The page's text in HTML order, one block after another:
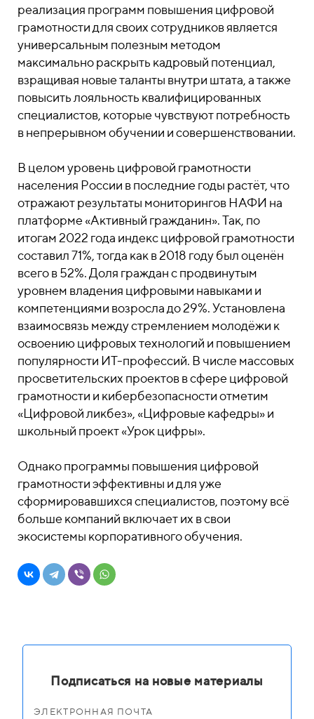
реализация программ повышения цифровой
грамотности для своих сотрудников является
универсальным полезным методом
максимально раскрыть кадровый потенциал,
взращивая новые таланты внутри штата, а также
повысить лояльность квалифицированных
специалистов, которые чувствуют потребность
в непрерывном обучении и совершенствовании.
В целом уровень цифровой грамотности
населения России в последние годы растёт, что
отражают результаты мониторингов НАФИ на
платформе «Активный гражданин». Так, по
итогам 2022 года индекс цифровой грамотности
составил 71%, тогда как в 2018 году был оценён
всего в 52%. Доля граждан с продвинутым
уровнем владения цифровыми навыками и
компетенциями возросла до 29%. Установлена
взаимосвязь между стремлением молодёжи к
освоению цифровых технологий и повышением
популярности ИТ-профессий. В числе массовых
просветительских проектов в сфере цифровой
грамотности и кибербезопасности отметим
«Цифровой ликбез», «Цифровые кафедры» и
школьный проект «Урок цифры».
Однако программы повышения цифровой
грамотности эффективны и для уже
сформировавшихся специалистов, поэтому всё
больше компаний включает их в свои
экосистемы корпоративного обучения.
Подписаться на новые материалы
ЭЛЕКТРОННАЯ ПОЧТА